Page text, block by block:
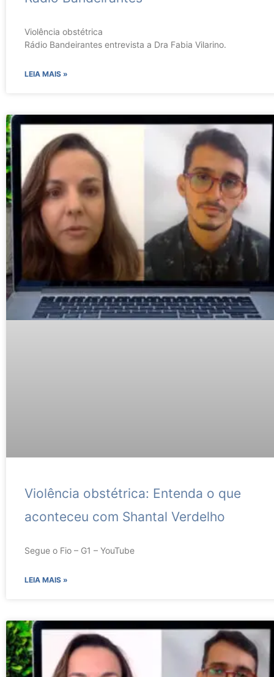
Violência obstétrica
Rádio Bandeirantes entrevista a Dra Fabia Vilarino.
LEIA MAIS »
Violência obstétrica: Entenda o que
aconteceu com Shantal Verdelho
Segue o Fio – G1 – YouTube
LEIA MAIS »